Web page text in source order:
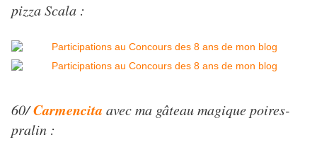
pizza Scala :
60/Carmencita avec ma gâteau magique poires-
pralin :